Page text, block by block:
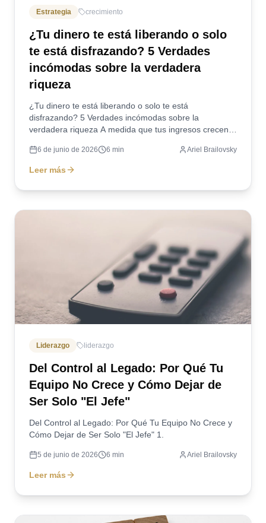
Estrategia crecimiento
¿Tu dinero te está liberando o solo
te está disfrazando? 5 Verdades
incómodas sobre la verdadera
riqueza
¿Tu dinero te está liberando o solo te está
disfrazando? 5 Verdades incómodas sobre la
verdadera riqueza A medida que tus ingresos crecen,
6 de junio de 2026 6 min Ariel Brailovsky
Leer más
Liderazgo liderazgo
Del Control al Legado: Por Qué Tu
Equipo No Crece y Cómo Dejar de
Ser Solo "El Jefe"
Del Control al Legado: Por Qué Tu Equipo No Crece y
Cómo Dejar de Ser Solo "El Jefe" 1.
5 de junio de 2026 6 min Ariel Brailovsky
Leer más